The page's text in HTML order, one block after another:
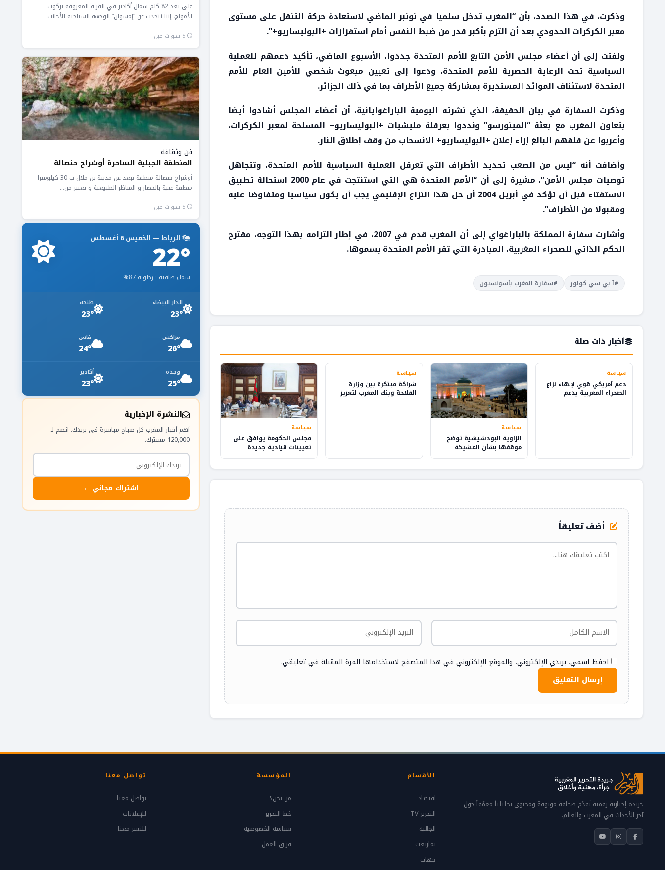
وذكرت، في هذا الصدد، بأن “المغرب تدخل سلميا في نونبر الماضي لاستعادة حركة التنقل على مستوى
معبر الكركرات الحدودي بعد أن التزم بأكبر قدر من ضبط النفس أمام استفزازات +البوليساريو+”.
ولفتت إلى أن أعضاء مجلس الأمن التابع للأمم المتحدة جددوا، الأسبوع الماضي، تأكيد دعمهم للعملية
السياسية تحت الرعاية الحصرية للأمم المتحدة، ودعوا إلى تعيين مبعوث شخصي للأمين العام للأمم
المتحدة لاستئناف الموائد المستديرة بمشاركة جميع الأطراف بما في ذلك الجزائر.
وذكرت السفارة في بيان الحقيقة، الذي نشرته اليومية الباراغوايانية، أن أعضاء المجلس أشادوا أيضا
بتعاون المغرب مع بعثة “المينورسو” ونددوا بعرقلة مليشيات +البوليساريو+ المسلحة لمعبر الكركرات،
وأعربوا عن قلقهم البالغ إزاء إعلان +البوليساريو+ الانسحاب من وقف إطلاق النار.
وأضافت أنه “ليس من الصعب تحديد الأطراف التي تعرقل العملية السياسية للأمم المتحدة، وتتجاهل
توصيات مجلس الأمن”، مشيرة إلى أن “الأمم المتحدة هي التي استنتجت في عام 2000 استحالة تطبيق
الاستفتاء قبل أن تؤكد في أبريل 2004 أن حل هذا النزاع الإقليمي يجب أن يكون سياسيا ومتفاوضا عليه
ومقبولا من الأطراف”.
وأشارت سفارة المملكة بالباراغواي إلى أن المغرب قدم في 2007، في إطار التزامه بهذا التوجه، مقترح
الحكم الذاتي للصحراء المغربية، المبادرة التي تقر الأمم المتحدة بسموها.
#آ بي سي كولور #سفارة المغرب بأسونسيون
أخبار ذات صلة
سياسة
دعم أمريكي قوي لإنهاء نزاع
الصحراء المغربية يدعم
سياسة
الزاوية البودشيشية توضح
موقفها بشأن المشيخة
وإدارة شؤون الطريقة
سياسة
شراكة مبتكرة بين وزارة
الفلاحة وبنك المغرب لتعزيز
سياسة
مجلس الحكومة يوافق على
تعيينات قيادية جديدة
أضف تعليقاً
احفظ اسمي، بريدي الإلكتروني، والموقع الإلكتروني في هذا المتصفح لاستخدامها المرة المقبلة في تعليقي.
على بعد 82 كلم شمال أكادير في القرية المعروفة بركوب
الأمواج، إننا نتحدث عن “إمسوان” الوجهة السياحية للأجانب
والمغاربة، حيث...
فن وثقافة
المنطقة الجبلية الساحرة أوشراح حنصالة
أوشراح حنصالة منطقة تبعد عن مدينة بن ملال ب 30 كيلومترا
منطقة غنية بالخضار و المناظر الطبيعية و تعتبر من...
الرباط — الخميس 6 أغسطس
22°
سماء صافية · رطوبة 87%
الدار البيضاء
23°
طنجة
23°
مراكش
26°
فاس
24°
وجدة
25°
أكادير
23°
النشرة الإخبارية
أهم أخبار المغرب كل صباح مباشرة في بريدك. انضم لـ
120,000 مشترك.
اشتراك مجاني ←
جريدة إخبارية رقمية تُقدّم صحافة موثوقة ومحتوى تحليلياً معمّقاً حول
آخر الأحداث في المغرب والعالم.
الأقسام
اقتصاد
التحرير TV
الجالية
تمازيغت
جهات
المؤسسة
من نحن؟
خط التحرير
سياسة الخصوصية
فريق العمل
تواصل معنا
تواصل معنا
للإعلانات
للنشر معنا